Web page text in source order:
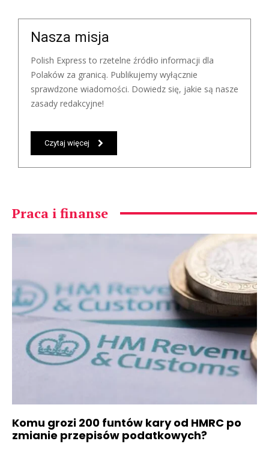
Nasza misja
Polish Express to rzetelne źródło informacji dla
Polaków za granicą. Publikujemy wyłącznie
sprawdzone wiadomości. Dowiedz się, jakie są nasze
zasady redakcyjne!
Czytaj więcej
Praca i finanse
Komu grozi 200 funtów kary od HMRC po
zmianie przepisów podatkowych?